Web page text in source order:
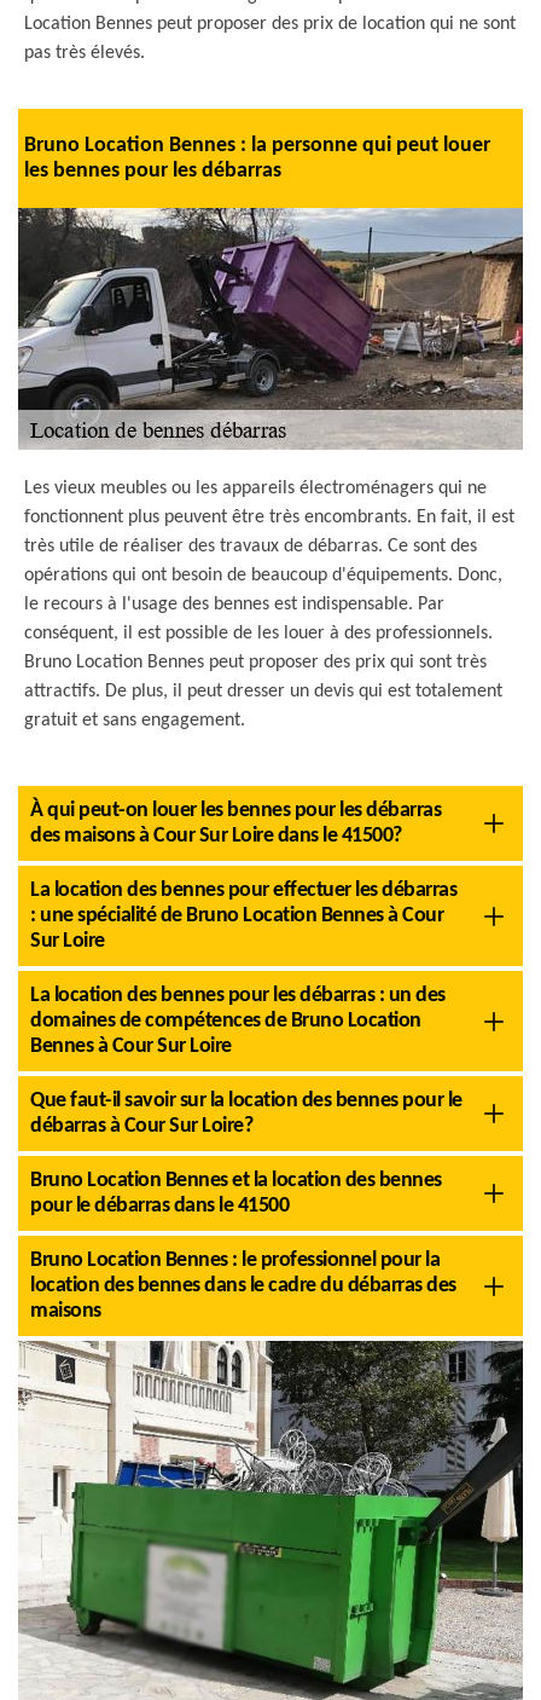
Location Bennes peut proposer des prix de location qui ne sont
pas très élevés.
Bruno Location Bennes : la personne qui peut louer
les bennes pour les débarras
Les vieux meubles ou les appareils électroménagers qui ne
fonctionnent plus peuvent être très encombrants. En fait, il est
très utile de réaliser des travaux de débarras. Ce sont des
opérations qui ont besoin de beaucoup d'équipements. Donc,
le recours à l'usage des bennes est indispensable. Par
conséquent, il est possible de les louer à des professionnels.
Bruno Location Bennes peut proposer des prix qui sont très
attractifs. De plus, il peut dresser un devis qui est totalement
gratuit et sans engagement.
À qui peut-on louer les bennes pour les débarras
des maisons à Cour Sur Loire dans le 41500?
La location des bennes pour effectuer les débarras
: une spécialité de Bruno Location Bennes à Cour
Sur Loire
La location des bennes pour les débarras : un des
domaines de compétences de Bruno Location
Bennes à Cour Sur Loire
Que faut-il savoir sur la location des bennes pour le
débarras à Cour Sur Loire?
Bruno Location Bennes et la location des bennes
pour le débarras dans le 41500
Bruno Location Bennes : le professionnel pour la
location des bennes dans le cadre du débarras des
maisons